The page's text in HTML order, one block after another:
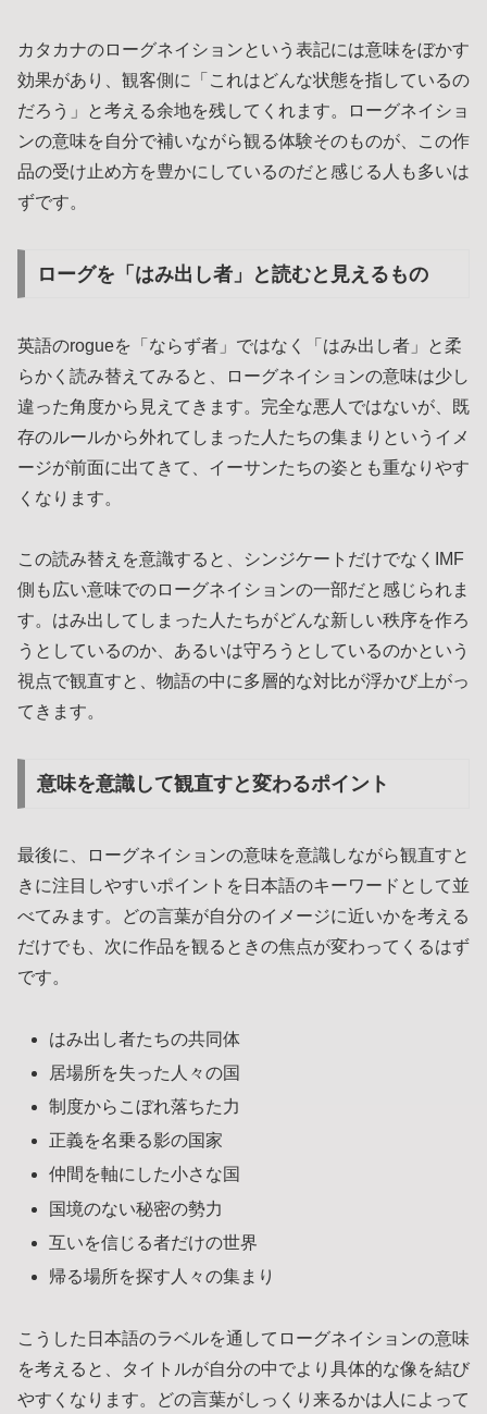
カタカナのローグネイションという表記には意味をぼかす
効果があり、観客側に「これはどんな状態を指しているの
だろう」と考える余地を残してくれます。ローグネイショ
ンの意味を自分で補いながら観る体験そのものが、この作
品の受け止め方を豊かにしているのだと感じる人も多いは
ずです。
ローグを「はみ出し者」と読むと見えるもの
英語のrogueを「ならず者」ではなく「はみ出し者」と柔
らかく読み替えてみると、ローグネイションの意味は少し
違った角度から見えてきます。完全な悪人ではないが、既
存のルールから外れてしまった人たちの集まりというイメ
ージが前面に出てきて、イーサンたちの姿とも重なりやす
くなります。
この読み替えを意識すると、シンジケートだけでなくIMF
側も広い意味でのローグネイションの一部だと感じられま
す。はみ出してしまった人たちがどんな新しい秩序を作ろ
うとしているのか、あるいは守ろうとしているのかという
視点で観直すと、物語の中に多層的な対比が浮かび上がっ
てきます。
意味を意識して観直すと変わるポイント
最後に、ローグネイションの意味を意識しながら観直すと
きに注目しやすいポイントを日本語のキーワードとして並
べてみます。どの言葉が自分のイメージに近いかを考える
だけでも、次に作品を観るときの焦点が変わってくるはず
です。
はみ出し者たちの共同体
居場所を失った人々の国
制度からこぼれ落ちた力
正義を名乗る影の国家
仲間を軸にした小さな国
国境のない秘密の勢力
互いを信じる者だけの世界
帰る場所を探す人々の集まり
こうした日本語のラベルを通してローグネイションの意味
を考えると、タイトルが自分の中でより具体的な像を結び
やすくなります。どの言葉がしっくり来るかは人によって